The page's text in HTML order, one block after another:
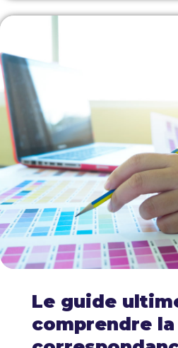
Le guide
comprendre la